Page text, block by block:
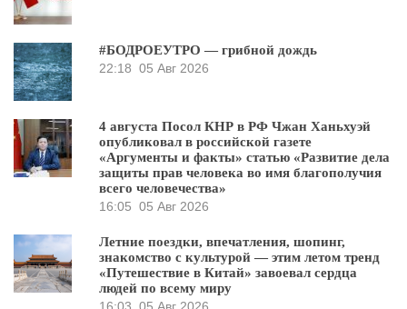
#БОДРОЕУТРО — грибной дождь
22:18 05 Авг 2026
4 августа Посол КНР в РФ Чжан Ханьхуэй
опубликовал в российской газете
«Аргументы и факты» статью «Развитие дела
защиты прав человека во имя благополучия
всего человечества»
16:05 05 Авг 2026
Летние поездки, впечатления, шопинг,
знакомство с культурой — этим летом тренд
«Путешествие в Китай» завоевал сердца
людей по всему миру
16:03 05 Авг 2026